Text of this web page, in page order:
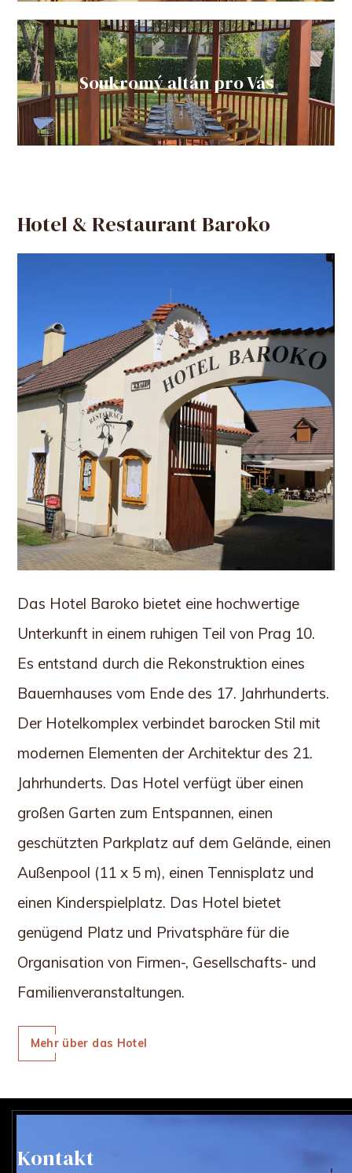
Wintergarten" />
Soukromý altán pro Vás
Hotel & Restaurant Baroko
Das Hotel Baroko bietet eine hochwertige
Unterkunft in einem ruhigen Teil von Prag 10.
Es entstand durch die Rekonstruktion eines
Bauernhauses vom Ende des 17. Jahrhunderts.
Der Hotelkomplex verbindet barocken Stil mit
modernen Elementen der Architektur des 21.
Jahrhunderts. Das Hotel verfügt über einen
großen Garten zum Entspannen, einen
geschützten Parkplatz auf dem Gelände, einen
Außenpool (11 x 5 m), einen Tennisplatz und
einen Kinderspielplatz. Das Hotel bietet
genügend Platz und Privatsphäre für die
Organisation von Firmen-, Gesellschafts- und
Familienveranstaltungen.
Mehr über das Hotel
Kontakt